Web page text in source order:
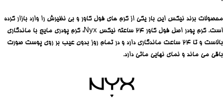
محصولات برند نیکس این بار یکی از کرم های فول کاور و بی نظیرش را وارد بازار کرده
است. کرم پودر اصل فول کاور ۲۴ ساعته نیکس Nyx، کرم پودری مایع با ماندگاری
بالاست و تا ۲۴ ساعت ماندگاری دارد و در تمام روز بدون عیب بر روی پوست صورت
باقی می ماند و نمای نهایی ماتی دارد.